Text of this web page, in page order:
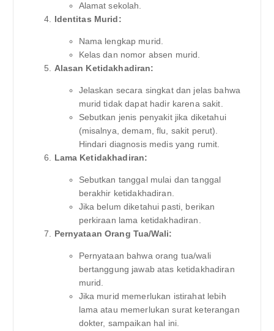
Alamat sekolah.
Identitas Murid:
Nama lengkap murid.
Kelas dan nomor absen murid.
Alasan Ketidakhadiran:
Jelaskan secara singkat dan jelas bahwa
murid tidak dapat hadir karena sakit.
Sebutkan jenis penyakit jika diketahui
(misalnya, demam, flu, sakit perut).
Hindari diagnosis medis yang rumit.
Lama Ketidakhadiran:
Sebutkan tanggal mulai dan tanggal
berakhir ketidakhadiran.
Jika belum diketahui pasti, berikan
perkiraan lama ketidakhadiran.
Pernyataan Orang Tua/Wali:
Pernyataan bahwa orang tua/wali
bertanggung jawab atas ketidakhadiran
murid.
Jika murid memerlukan istirahat lebih
lama atau memerlukan surat keterangan
dokter, sampaikan hal ini.